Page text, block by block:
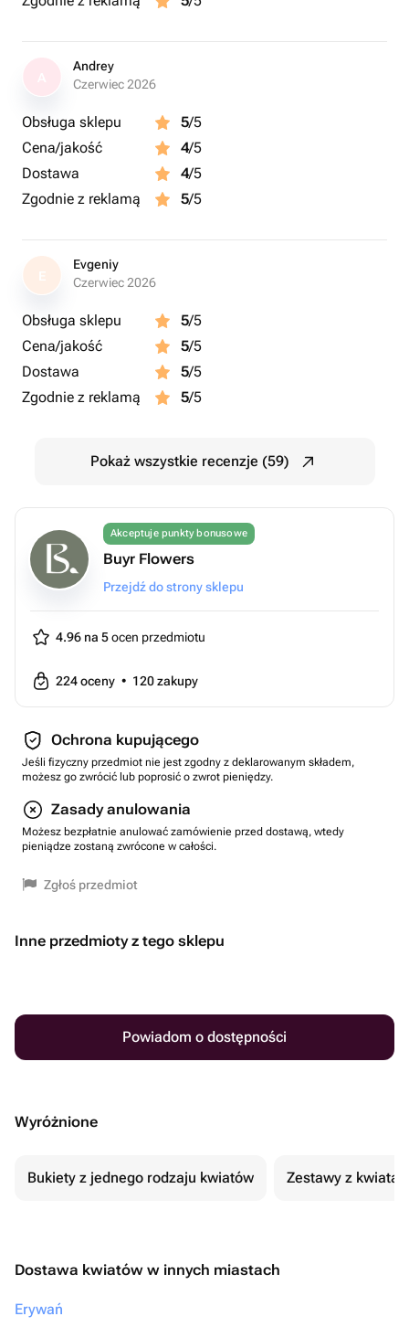
Andrey
Czerwiec 2026
Obsługa sklepu 5/5
Cena/jakość
4/5
Dostawa
4/5
Zgodnie z reklamą
5/5
E
Evgeniy
Czerwiec 2026
Obsługa sklepu 5/5
Cena/jakość
5/5
Dostawa
5/5
Zgodnie z reklamą
5/5
Pokaż wszystkie recenzje (59)
Akceptuje punkty bonusowe
Buyr Flowers
Przejdź do strony sklepu
4.96 na 5ocen przedmiotu
224oceny • 120zakupy
Ochrona kupującego
Jeśli fizyczny przedmiot nie jest zgodny z deklarowanym składem,
możesz go zwrócić lub poprosić o zwrot pieniędzy.
Zasady anulowania
Możesz bezpłatnie anulować zamówienie przed dostawą, wtedy
pieniądze zostaną zwrócone w całości.
Zgłoś przedmiot
Inne przedmioty z tego sklepu
Powiadom o dostępności
Wyróżnione
Bukiety z jednego rodzaju kwiatów Zestawy z
Dostawa kwiatów w innych miastach
Erywań